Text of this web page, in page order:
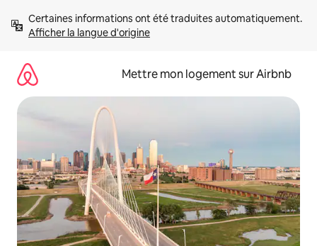
directement
Afficher la langue d'origine
Mettre mon logement sur Airbnb